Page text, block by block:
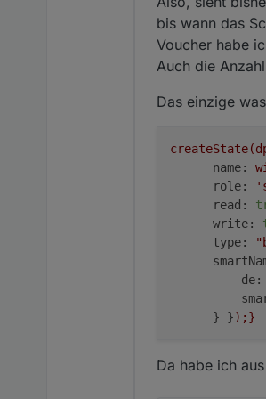
bis wann das
Voucher habe
Auch die
Das einzige
name:
role:
read:
write:
type:
de:
      } }
);}
Da habe ich